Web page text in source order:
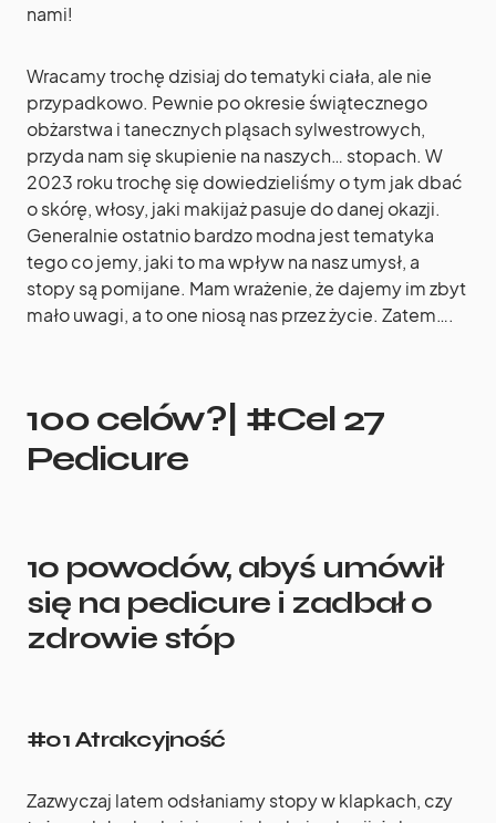
nami!
Wracamy trochę dzisiaj do tematyki ciała, ale nie
przypadkowo. Pewnie po okresie świątecznego
obżarstwa i tanecznych pląsach sylwestrowych,
przyda nam się skupienie na naszych… stopach. W
2023 roku trochę się dowiedzieliśmy o tym jak dbać
o skórę, włosy, jaki makijaż pasuje do danej okazji.
Generalnie ostatnio bardzo modna jest tematyka
tego co jemy, jaki to ma wpływ na nasz umysł, a
stopy są pomijane. Mam wrażenie, że dajemy im zbyt
mało uwagi, a to one niosą nas przez życie. Zatem….
100 celów?| #Cel 27
Pedicure
10 powodów, abyś umówił
się na pedicure i zadbał o
zdrowie stóp
#01 Atrakcyjność
Zazwyczaj latem odsłaniamy stopy w klapkach, czy